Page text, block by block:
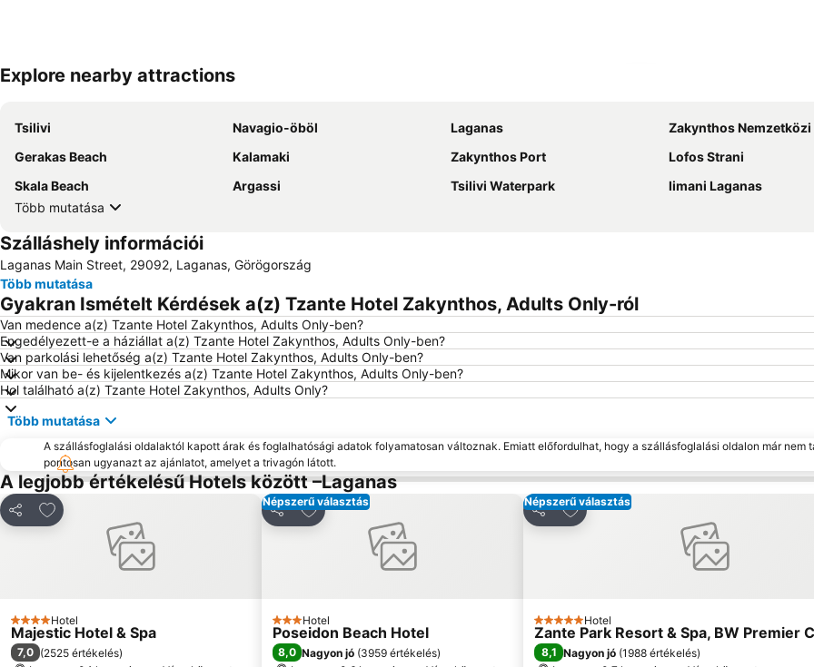
Explore nearby attractions
Tsilivi Navagio-öböl Laganas
Zakynthos Nemzetközi Repülőtér
Gerakas Beach
Kalamaki Zakynthos Port
Lofos Strani
Skala Beach
Argassi Tsilivi Waterpark
limani Laganas
Több mutatása
Szálláshely információi
Laganas Main Street, 29092, Laganas, Görögország
Több mutatása
Gyakran Ismételt Kérdések a(z) Tzante Hotel Zakynthos, Adults Only-ról
Van medence a(z) Tzante Hotel Zakynthos, Adults Only-ben?
Engedélyezett-e a háziállat a(z) Tzante Hotel Zakynthos, Adults Only-ben?
Van parkolási lehetőség a(z) Tzante Hotel Zakynthos, Adults Only-ben?
Mikor van be- és kijelentkezés a(z) Tzante Hotel Zakynthos, Adults Only-ben?
Hol található a(z) Tzante Hotel Zakynthos, Adults Only?
Több mutatása
A szállásfoglalási oldalaktól kapott árak és foglalhatósági adatok folyamatosan változnak. Emiatt előfordulhat, hogy a szállásfoglalási oldalon már nem
pontosan ugyanazt az ajánlatot, amelyet a trivagón látott.
A legjobb értékelésű Hotels között –Laganas
Megosztás
Hozzáadás a kedvencekhez
4 Kategória
Hotel
Majestic Hotel & Spa
7,0 (2525 értékelés)
Népszerű választás
Megosztás
Hozzáadás a kedvencekhez
3 Kategória
Hotel
Poseidon Beach Hotel
8,0 Nagyon jó (3959 értékelés)
Népszerű választás
Megosztás
Hozzáadás a kedvencekhez
5 Kategória
Hotel
Zante Park Resort & Spa, BW Premier
8,1 Nagyon jó (1988 értékelés)